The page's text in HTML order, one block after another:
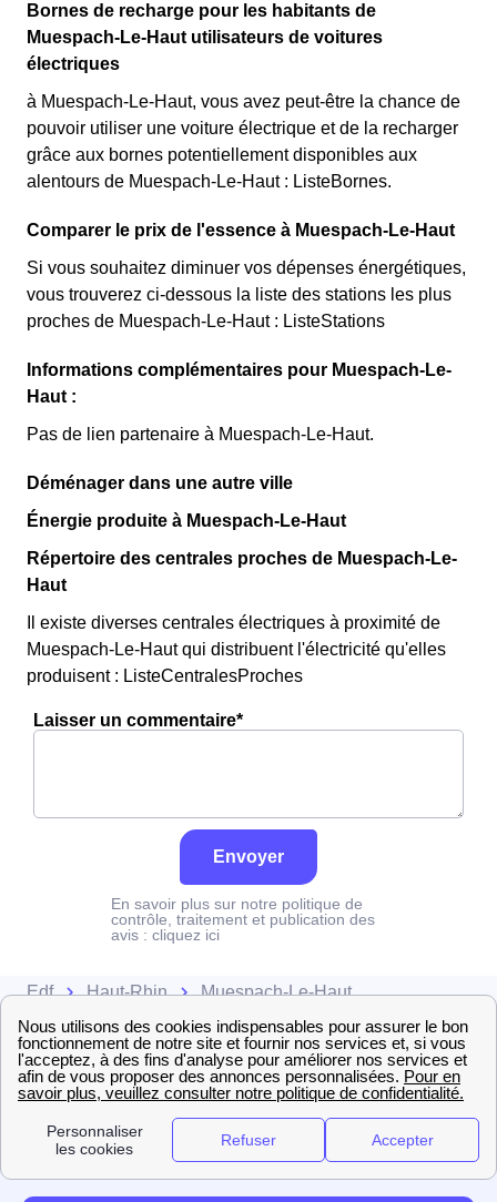
Bornes de recharge pour les habitants de
Muespach-Le-Haut utilisateurs de voitures
électriques
à Muespach-Le-Haut, vous avez peut-être la chance de
pouvoir utiliser une voiture électrique et de la recharger
grâce aux bornes potentiellement disponibles aux
alentours de Muespach-Le-Haut : ListeBornes.
Comparer le prix de l'essence à Muespach-Le-Haut
Si vous souhaitez diminuer vos dépenses énergétiques,
vous trouverez ci-dessous la liste des stations les plus
proches de Muespach-Le-Haut : ListeStations
Informations complémentaires pour Muespach-Le-
Haut :
Pas de lien partenaire à Muespach-Le-Haut.
Déménager dans une autre ville
Énergie produite à Muespach-Le-Haut
Répertoire des centrales proches de Muespach-Le-
Haut
Il existe diverses centrales électriques à proximité de
Muespach-Le-Haut qui distribuent l'électricité qu'elles
produisent : ListeCentralesProches
Laisser un commentaire*
Envoyer
En savoir plus sur notre politique de
contrôle, traitement et publication des
avis : cliquez ici
Edf Haut-Rhin Muespach-Le-Haut